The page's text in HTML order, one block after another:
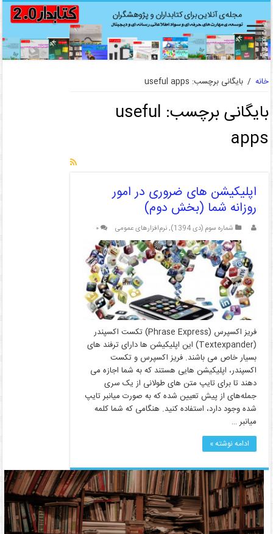
خانه / بایگانی برچسب: useful apps
بایگانی برچسب: useful
apps
اپلیکیشن های ضروری در امور
روزانه شما (بخش دوم)
شماره سوم (دی 1394) ,نرم‌افزارهای عمومی ۰
فریز اکسپرس (Phrase Express) تکست اکسپندر
(Textexpander) این اپلیکیشن ها دارای ترفند های
بسیار خاص می باشند. فریز اکسپرس و تکست
اکسپندر، اپلیکیشن هایی هستند که به شما اجازه می
دهند تا برای تایپ متن های طولانی از یک سری
جمله‌های از پیش تعیین شده که به صورت میانبر تایپ
شده وجود دارد، استفاده کنید. هنگامی که شما کلمه
میانبر …
ادامه نوشته »